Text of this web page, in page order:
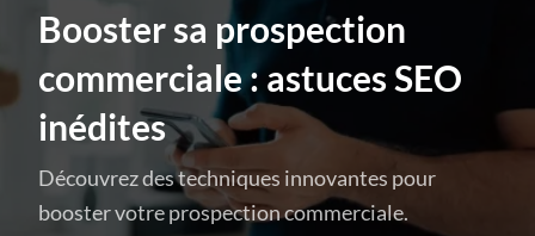
Booster sa prospection
commerciale : astuces SEO
inédites
Découvrez des techniques innovantes pour
booster votre prospection commerciale.